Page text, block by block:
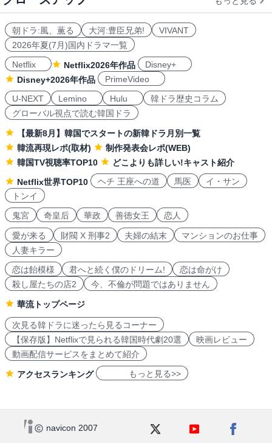
朝ドラ:風、薫る 大河:豊臣兄弟!
VIVANT
2026年夏(7月)国内ドラマ一覧
Netflix
Netflix2026年作品
Disney+
Disney+2026年作品
PrimeVideo
U-NEXT
Lemino Hulu
韓ドラ歴史コラム
グローバル視点で読む韓国ドラ
【最新8月】韓国でスタートの新韓ドラ月別一覧
韓流再現レポ(取材)
制作発表会レポ(WEB)
韓国TV視聴率TOP10
どこよりも詳しい!キャスト紹介
Netflix世界TOP10
ヘチ 王座への道 馬医
イ・サン
トンイ
鬼宮
奇皇后 華政 善徳女王 恋人
愛が来る 財閥 X 刑事2 夫婦の結末
マンションのお仕事
人妻キラー
恋は飴模様
君へと続く僕のドリーム!
恋は命がけ
殺し屋たちの店2
今、不倫が問題ではありません
華流トップページ
次見る韓ドラに迷ったら見るコーナー
【保存版】Netflixで見られる韓国時代劇20選
映画レビュー
動画配信サービスをまとめて紹介
アクセスランキング もっと見る>>
navicon 2007